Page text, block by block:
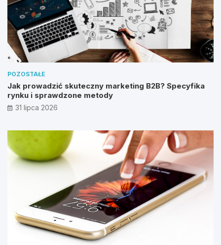
POZOSTAŁE
Jak prowadzić skuteczny marketing B2B? Specyfika
rynku i sprawdzone metody
31 lipca 2026